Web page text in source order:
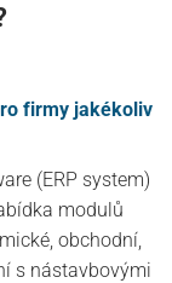
firmy jakékoliv
(ERP system)
modulů
obchodní,
s nástavbovými